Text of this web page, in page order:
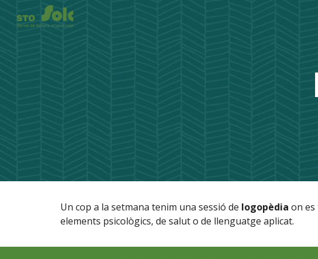
Un cop a la setmana tenim una sessió de logopèdia on
elements psicològics, de salut o de llenguatge aplicat.